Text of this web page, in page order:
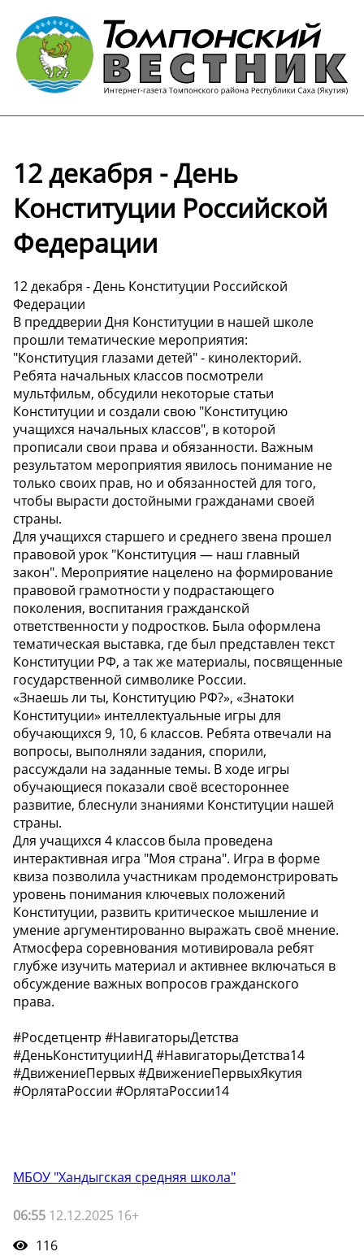
12 декабря - День
Конституции Российской
Федерации
12 декабря - День Конституции Российской
Федерации
В преддверии Дня Конституции в нашей школе
прошли тематические мероприятия:
"Конституция глазами детей" - кинолекторий.
Ребята начальных классов посмотрели
мультфильм, обсудили некоторые статьи
Конституции и создали свою "Конституцию
учащихся начальных классов", в которой
прописали свои права и обязанности. Важным
результатом мероприятия явилось понимание не
только своих прав, но и обязанностей для того,
чтобы вырасти достойными гражданами своей
страны.
Для учащихся старшего и среднего звена прошел
правовой урок "Конституция — наш главный
закон". Мероприятие нацелено на формирование
правовой грамотности у подрастающего
поколения, воспитания гражданской
ответственности у подростков. Была оформлена
тематическая выставка, где был представлен текст
Конституции РФ, а так же материалы, посвященные
государственной символике России.
«Знаешь ли ты, Конституцию РФ?», «Знатоки
Конституции» интеллектуальные игры для
обучающихся 9, 10, 6 классов. Ребята отвечали на
вопросы, выполняли задания, спорили,
рассуждали на заданные темы. В ходе игры
обучающиеся показали своё всестороннее
развитие, блеснули знаниями Конституции нашей
страны.
Для учащихся 4 классов была проведена
интерактивная игра "Моя страна". Игра в форме
квиза позволила участникам продемонстрировать
уровень понимания ключевых положений
Конституции, развить критическое мышление и
умение аргументированно выражать своё мнение.
Атмосфера соревнования мотивировала ребят
глубже изучить материал и активнее включаться в
обсуждение важных вопросов гражданского
права.
#Росдетцентр #НавигаторыДетства
#ДеньКонституцииНД #НавигаторыДетства14
#ДвижениеПервых #ДвижениеПервыхЯкутия
#ОрлятаРоссии #ОрлятаРоссии14
МБОУ "Хандыгская средняя школа"
06:55 12.12.2025 16+
116